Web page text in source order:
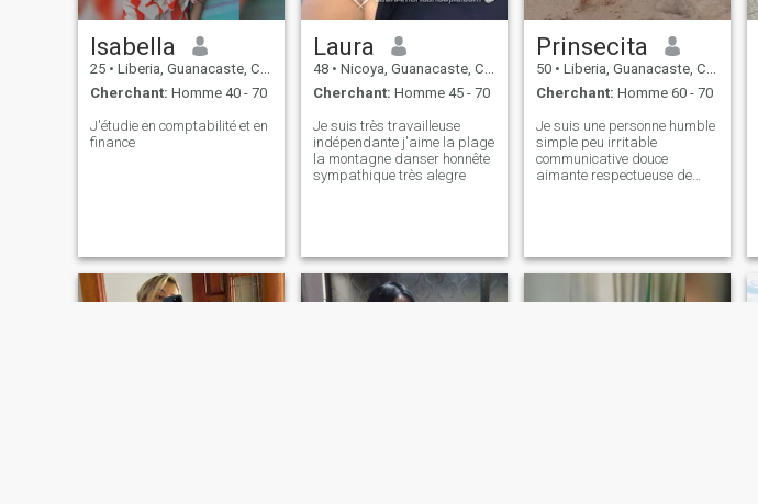
Isabella
25 • Liberia, Guanacaste, Costa Rica
Cherchant: Homme 40 - 70
J'étudie en comptabilité et en
finance
Laura
48 • Nicoya, Guanacaste, Costa Rica
Cherchant: Homme 45 - 70
Je suis très travailleuse
indépendante j'aime la plage
la montagne danser honnête
sympathique très alegre
Prinsecita
50 • Liberia, Guanacaste, Costa Rica
Cherchant: Homme 60 - 70
Je suis une personne humble
simple peu irritable
communicative douce
aimante respectueuse de